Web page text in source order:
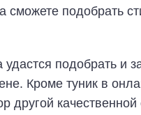
сможете подобрать
подобрать и
Кроме туник в
другой